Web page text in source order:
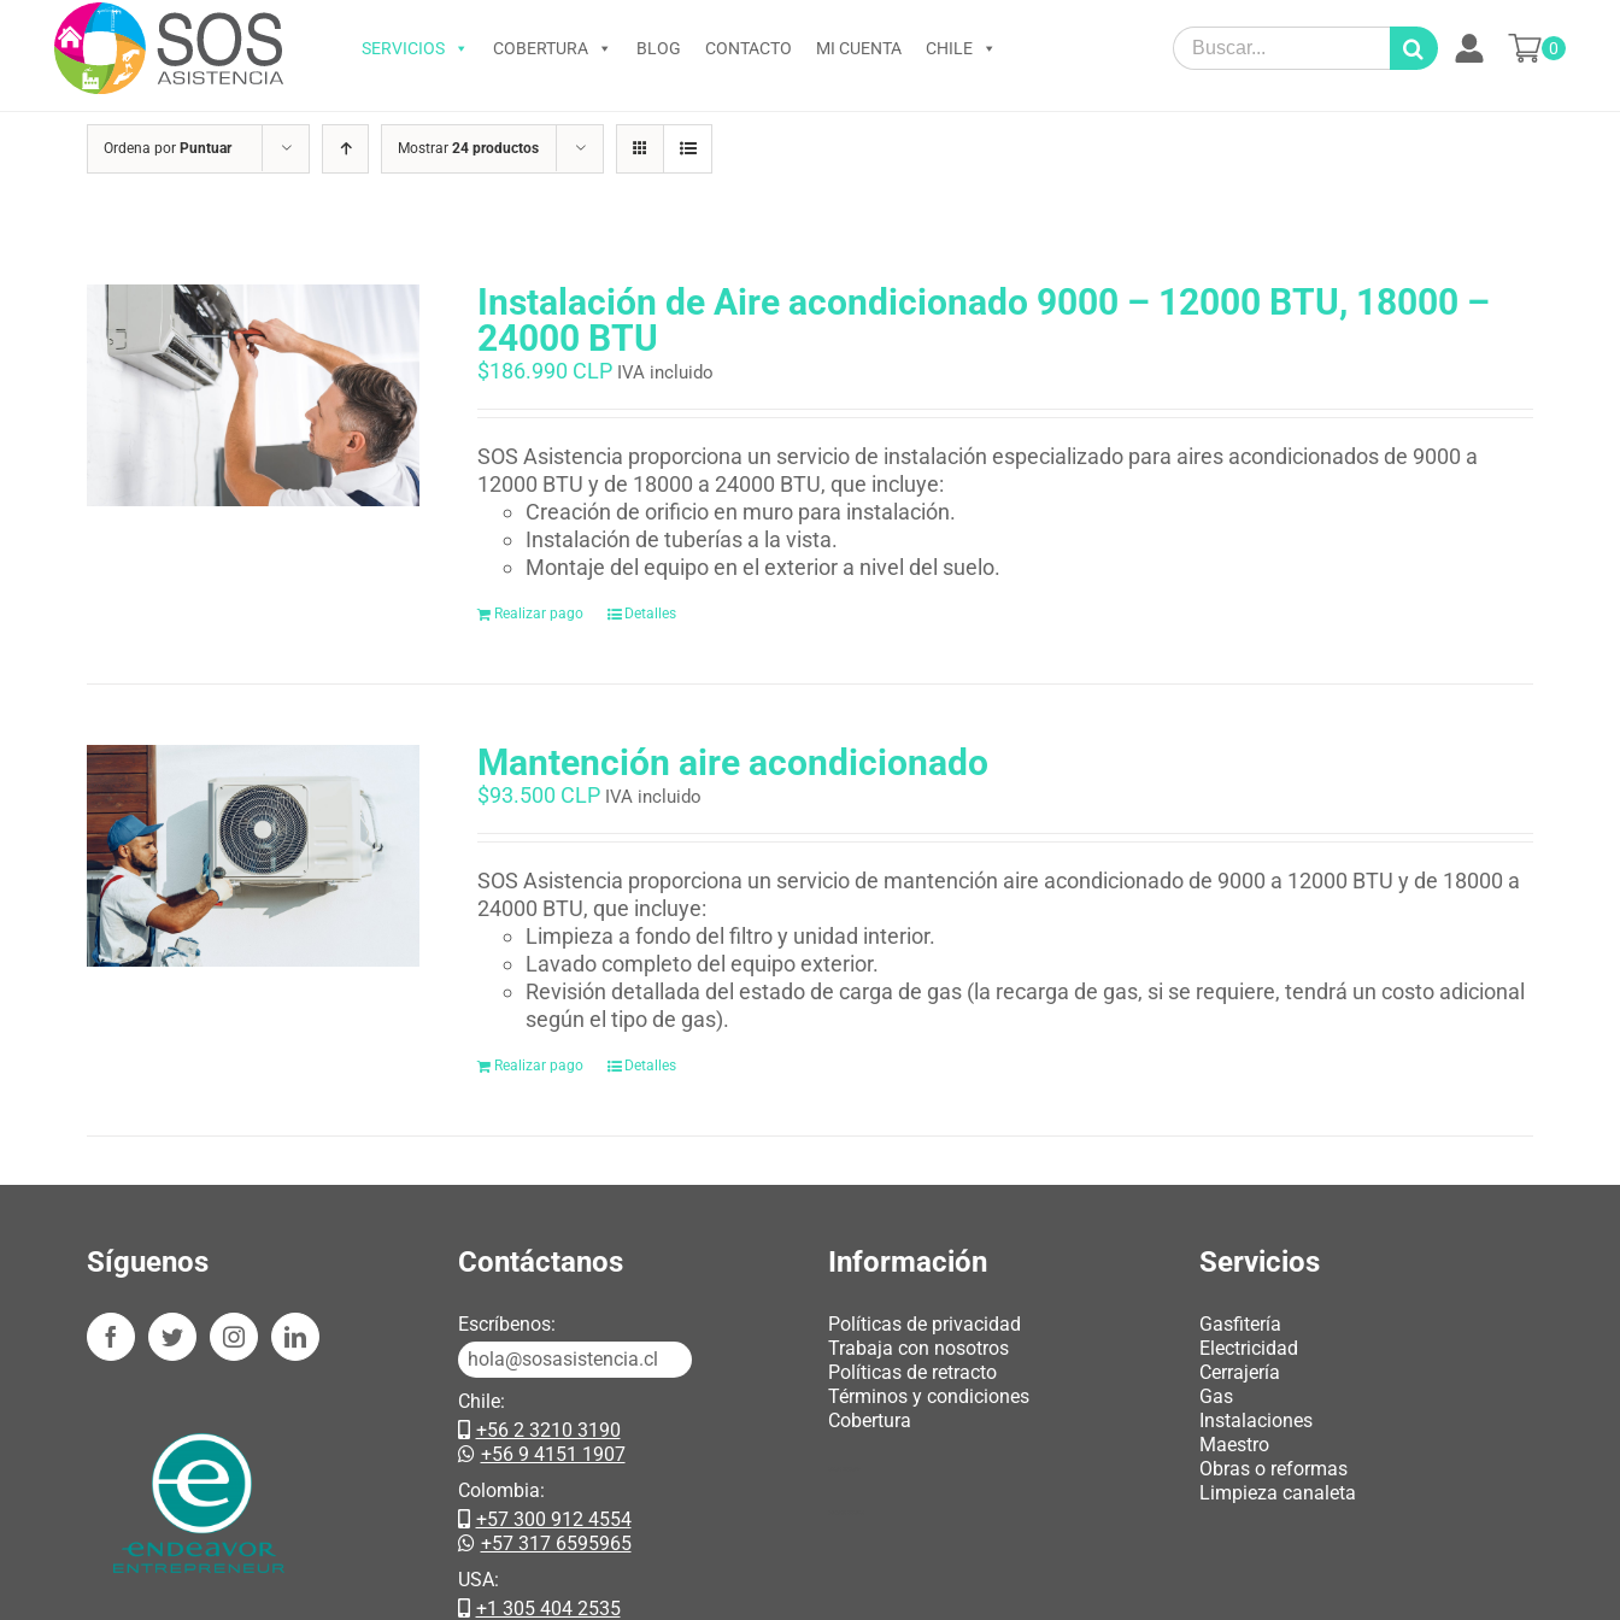
contenido
SERVICIOS COBERTURA BLOG CONTACTO MI CUENTA CHILE
Search
for:
0
Ordena por Puntuar Mostrar 24 productos
Instalación de Aire acondicionado 9000 – 12000 BTU, 18000 –
24000 BTU
$186.990 CLP IVA incluido
SOS Asistencia proporciona un servicio de instalación especializado para aires acondicionados de 9000 a
12000 BTU y de 18000 a 24000 BTU, que incluye:
Creación de orificio en muro para instalación.
Instalación de tuberías a la vista.
Montaje del equipo en el exterior a nivel del suelo.
Realizar pago Detalles
Mantención aire acondicionado
$93.500 CLP IVA incluido
SOS Asistencia proporciona un servicio de mantención aire acondicionado de 9000 a 12000 BTU y de 18000 a
24000 BTU, que incluye:
Limpieza a fondo del filtro y unidad interior.
Lavado completo del equipo exterior.
Revisión detallada del estado de carga de gas (la recarga de gas, si se requiere, tendrá un costo adicional
según el tipo de gas).
Realizar pago Detalles
Síguenos Contáctanos
Escríbenos:
hola@sosasistencia.cl
Chile:
+56 2 3210 3190
+56 9 4151 1907
Colombia:
+57 300 912 4554
+57 317 6595965
USA:
+1 305 404 2535
Información
Políticas de privacidad
Trabaja con nosotros
Políticas de retracto
Términos y condiciones
Cobertura
Servicios
Gasfitería
Electricidad
Cerrajería
Gas
Instalaciones
Maestro
Obras o reformas
Limpieza canaleta